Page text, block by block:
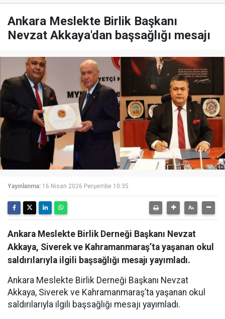
Ankara Meslekte Birlik Başkanı
Nevzat Akkaya'dan başsağlığı mesajı
Yayınlanma: 16 Nisan 2026 Perşembe 10:35
Ankara Meslekte Birlik Derneği Başkanı Nevzat
Akkaya, Siverek ve Kahramanmaraş’ta yaşanan okul
saldırılarıyla ilgili başsağlığı mesajı yayımladı.
Ankara Meslekte Birlik Derneği Başkanı Nevzat
Akkaya, Siverek ve Kahramanmaraş’ta yaşanan okul
saldırılarıyla ilgili başsağlığı mesajı yayımladı.